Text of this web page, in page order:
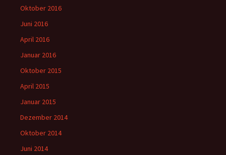
Oktober 2016
Juni 2016
April 2016
Januar 2016
Oktober 2015
April 2015
Januar 2015
Dezember 2014
Oktober 2014
Juni 2014